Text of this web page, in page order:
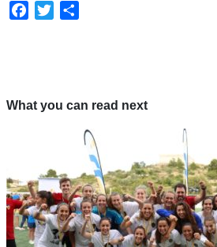
Facebook
Twitter
What you can read next